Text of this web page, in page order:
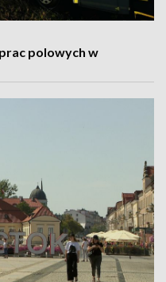
polowych w